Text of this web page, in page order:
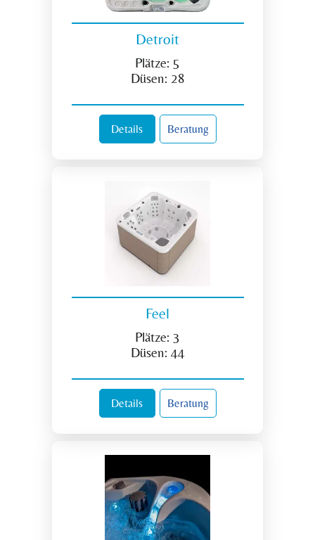
Detroit
Plätze: 5
Düsen: 28
Details Beratung
Feel
Plätze: 3
Düsen: 44
Details Beratung